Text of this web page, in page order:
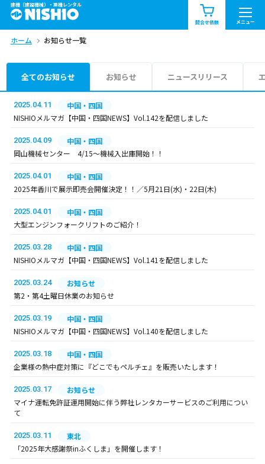
建機（建設機械）・重機レンタル
問合せ依頼 メニュー
商品一覧 お知らせ一覧
問合せ依頼リスト
エリア情報を見る
ホーム お知らせ一覧
全てのお知らせ お知らせ ニュースリリース
2025.04.11
中国・四国
NISHIOメルマガ【中国・四国NEWS】Vol.142を配信しました
2025.04.09
中国・四国
岡山機械センター 4/15～機械入出庫開始！！
2025.04.01
中国・四国
2025年香川で展示即売会開催決定！！／5月21日(水)・22日(木)
2025.04.01
中国・四国
大型エンジンフォークリフトのご紹介！
2025.03.28
中国・四国
NISHIOメルマガ【中国・四国NEWS】Vol.141を配信しました
2025.03.24
お知らせ
第2・第4土曜日休業のお知らせ
2025.03.19
中国・四国
NISHIOメルマガ【中国・四国NEWS】Vol.140を配信しました
2025.03.18
中国・四国
企業様の熱中症対策に『どこでもペルチェ』を販売いたします！
2025.03.17
お知らせ
マイナ運転免許証運用開始に伴う弊社レンタカーサービスのご利用につい
て
2025.03.11
東北
「2025年大感謝祭inふくしま」を開催します！